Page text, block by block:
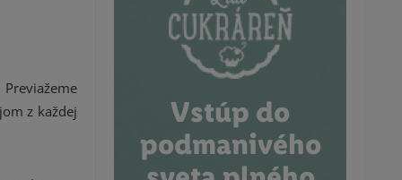
z každej
Vstúp do
podmanivého